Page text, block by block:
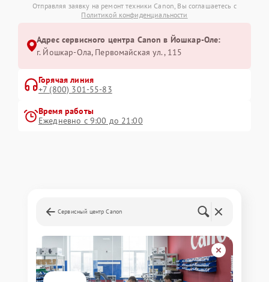
Отправляя заявку на ремонт техники Canon, Вы соглашаетесь с
Политикой конфиденциальности
Адрес сервисного центра Canon в Йошкар-Оле:
г. Йошкар-Ола, Первомайская ул., 115
Горячая линия
+7 (800) 301-55-83
Время работы
Ежедневно с 9:00 до 21:00
Сервисный центр Canon